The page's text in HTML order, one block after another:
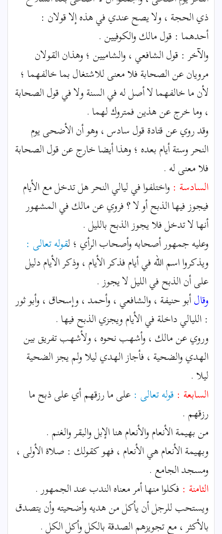
ذي الحجة ، ولا يصح عندي في هذه إلا قولان :
أحدهما : قول مالك والكوفيين .
والآخر : قول الشافعي ، والشاميين ؛ وهذان القولان
مرويان عن الصحابة فلا معنى للاشتغال بما خالفهما ؛
لأن ما خالفهما لا أصل له في السنة ولا في قول الصحابة
، وما خرج عن هذين فمتروك لهما .
وقد روي عن قتادة قول سادس ، وهو أن الأضحى يوم
النحر وستة أيام بعده ؛ وهذا أيضا خارج عن قول الصحابة
فلا معنى له .
السادسة : واختلفوا في ليالي النحر هل تدخل مع الأيام
فيجوز فيها الذبح أو لا ؟ فروي عن مالك في المشهور
أنها لا تدخل فلا يجوز الذبح بالليل .
وعليه جمهور أصحابه وأصحاب الرأي ؛ لقوله تعالى :
ويذكروا اسم الله في أيام فذكر الأيام ، وذكر الأيام دليل
على أن الذبح في الليل لا يجوز .
وقالأبو حنيفة ، والشافعي ، وأحمد ، وإسحاق ، وأبو ثور
: الليالي داخلة في الأيام ويجزي الذبح فيها .
وروي عن مالك ، وأشهب نحوه ، ولأشهب تفريق بين
الهدي والضحية ، فأجاز الهدي ليلا ولم يجز الضحية
ليلا .
السابعة : قوله تعالى :على ما رزقهم أي على ذبح ما
رزقهم .
من بهيمة الأنعام والأنعام هنا الإبل والبقر والغنم .
وبهيمة الأنعام هي الأنعام ، فهو كقولك : صلاة الأولى ،
ومسجد الجامع .
الثامنة : فكلوا منها أمر معناه الندب عند الجمهور .
ويستحب للرجل أن يأكل من هديه وأضحيته وأن يتصدق
بالأكثر ، مع تجويزهم الصدقة بالكل وأكل الكل .